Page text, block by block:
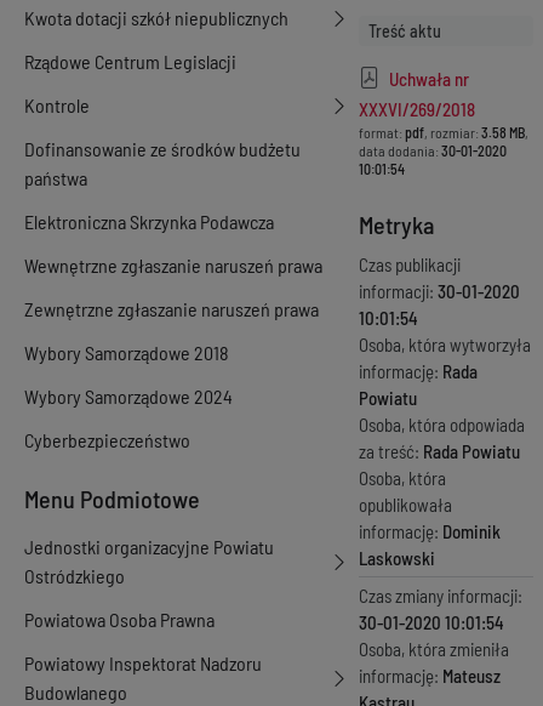
Kwota dotacji szkół niepublicznych
Rządowe Centrum Legislacji
Kontrole
Dofinansowanie ze środków budżetu
państwa
Elektroniczna Skrzynka Podawcza
Wewnętrzne zgłaszanie naruszeń prawa
Zewnętrzne zgłaszanie naruszeń prawa
Wybory Samorządowe 2018
Wybory Samorządowe 2024
Cyberbezpieczeństwo
Menu Podmiotowe
Jednostki organizacyjne Powiatu
Ostródzkiego
Powiatowa Osoba Prawna
Powiatowy Inspektorat Nadzoru
Budowlanego
Treść aktu
Uchwała nr
XXXVI/269/2018
format: pdf, rozmiar: 3.58 MB,
data dodania: 30-01-2020
10:01:54
Metryka
Czas publikacji
informacji: 30-01-2020
10:01:54
Osoba, która wytworzyła
informację: Rada
Powiatu
Osoba, która odpowiada
za treść: Rada Powiatu
Osoba, która
opublikowała
informację: Dominik
Laskowski
Czas zmiany informacji:
30-01-2020 10:01:54
Osoba, która zmieniła
informację: Mateusz